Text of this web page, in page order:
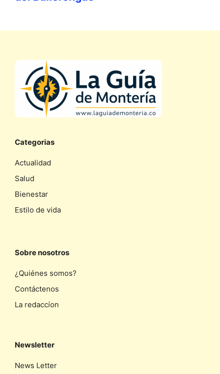
Categorias
Actualidad
Salud
Bienestar
Estilo de vida
Sobre nosotros
¿Quiénes somos?
Contáctenos
La redaccíon
Newsletter
News Letter